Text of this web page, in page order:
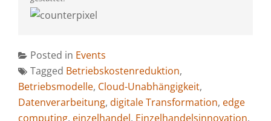
Posted in Events
Tagged Betriebskostenreduktion,
Betriebsmodelle, Cloud-Unabhängigkeit,
Datenverarbeitung, digitale Transformation, edge
computing, einzelhandel, Einzelhandelsinnovation,